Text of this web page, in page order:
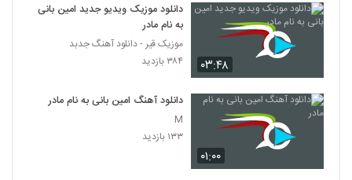
۰۳:۴۸
دانلود موزیک ویدیو جدید امین بانی
به نام مادر
موزیک قیر - دانلود آهنگ جدبد
۳۸۴ بازدید
۰۱:۰۰
دانلود آهنگ امین بانی به نام مادر
M
۱۳۳ بازدید